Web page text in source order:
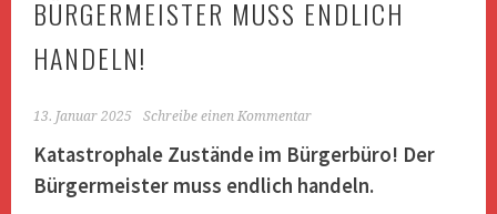
BÜRGERMEISTER MUSS ENDLICH
HANDELN!
13. Januar 2025 Schreibe einen Kommentar
Katastrophale Zustände im Bürgerbüro! Der
Bürgermeister muss endlich handeln.